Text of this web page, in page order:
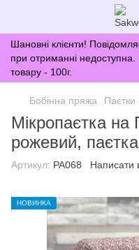
Шановні клієнти!
при отриманні
товару - 100г.
Бобінна пряжа Паєтки
Мікропаєтка
рожевий,
Артикул: PA068 Написати
НОВИНКА